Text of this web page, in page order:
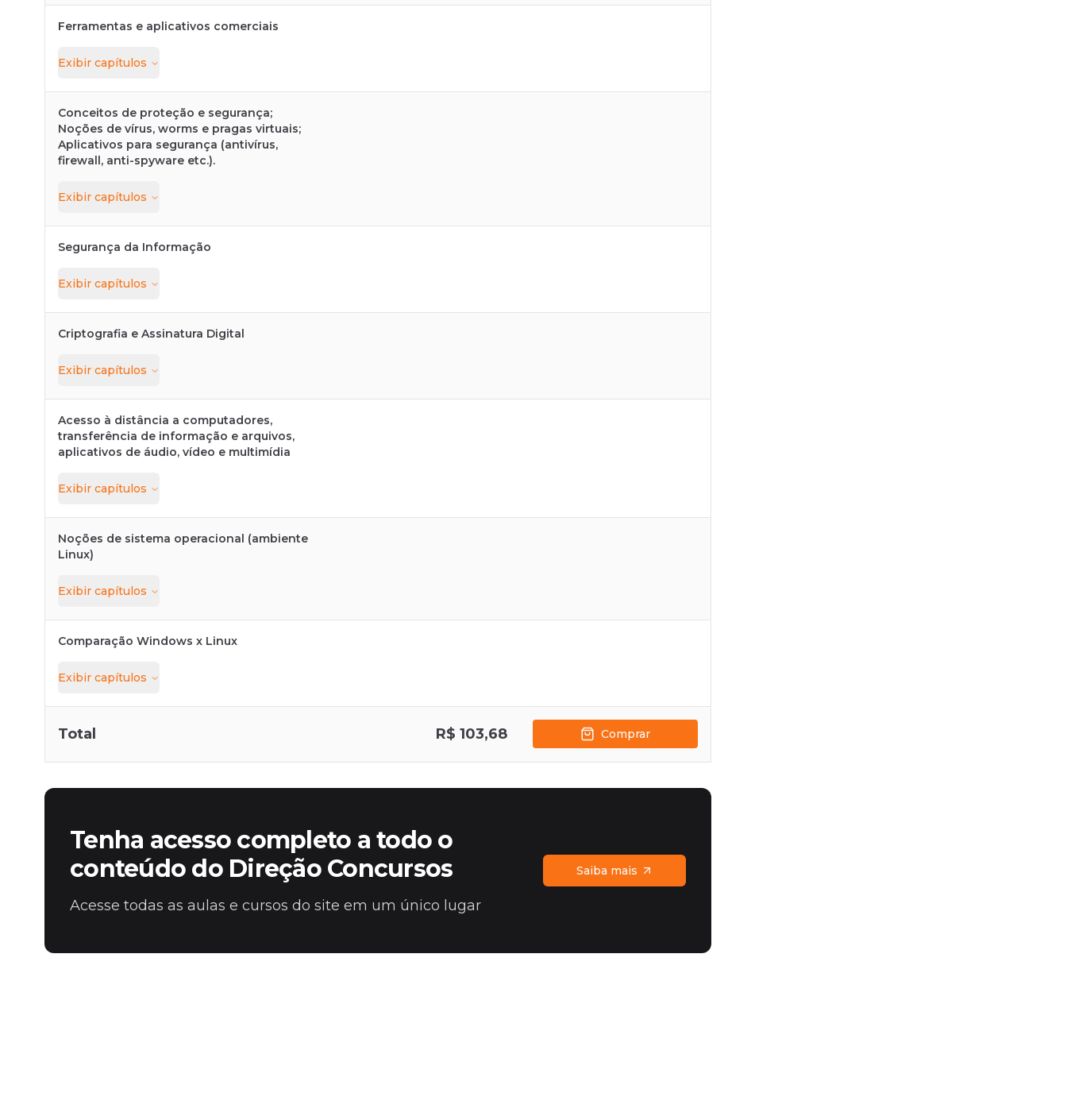
Ferramentas e aplicativos comerciais
Exibir capítulos
Conceitos de proteção e segurança;
Noções de vírus, worms e pragas virtuais;
Aplicativos para segurança (antivírus,
firewall, anti-spyware etc.).
Exibir capítulos
Segurança da Informação
Exibir capítulos
Criptografia e Assinatura Digital
Exibir capítulos
Acesso à distância a computadores,
transferência de informação e arquivos,
aplicativos de áudio, vídeo e multimídia
Exibir capítulos
Noções de sistema operacional (ambiente
Linux)
Exibir capítulos
Comparação Windows x Linux
Exibir capítulos
Total R$ 103,68 Comprar
Tenha acesso completo a todo o
conteúdo do Direção Concursos
Acesse todas as aulas e cursos do site em um único lugar
Saiba mais